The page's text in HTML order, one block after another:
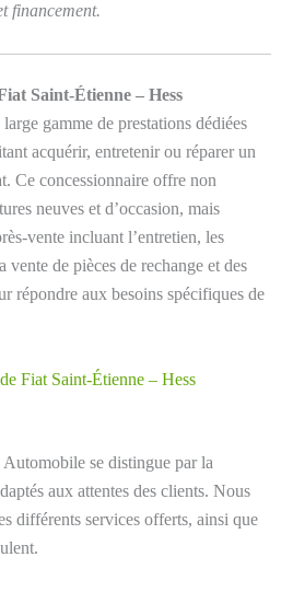
financement.
Saint-Étienne – Hess
gamme de prestations dédiées
acquérir, entretenir ou réparer un
Ce concessionnaire offre non
neuves et d’occasion, mais
vente incluant l’entretien, les
vente de pièces de rechange et des
répondre aux besoins spécifiques de
Fiat Saint-Étienne – Hess
se distingue par la
aux attentes des clients. Nous
différents services offerts, ainsi que